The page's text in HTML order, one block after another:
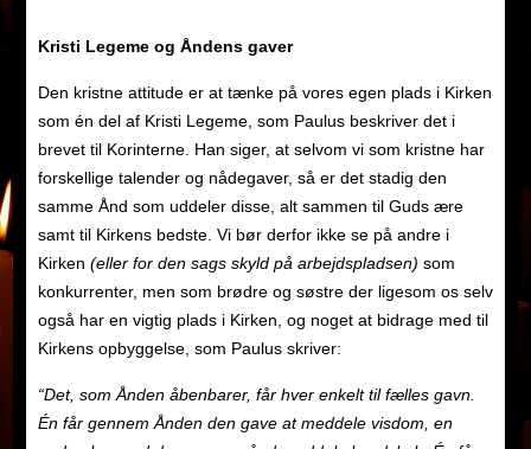
Kristi Legeme og Åndens gaver
Den kristne attitude er at tænke på vores egen plads i Kirken
som én del af Kristi Legeme, som Paulus beskriver det i
brevet til Korinterne. Han siger, at selvom vi som kristne har
forskellige talender og nådegaver, så er det stadig den
samme Ånd som uddeler disse, alt sammen til Guds ære
samt til Kirkens bedste. Vi bør derfor ikke se på andre i
Kirken (eller for den sags skyld på arbejdspladsen) som
konkurrenter, men som brødre og søstre der ligesom os selv
også har en vigtig plads i Kirken, og noget at bidrage med til
Kirkens opbyggelse, som Paulus skriver:
“Det, som Ånden åbenbarer, får hver enkelt til fælles gavn.
Én får gennem Ånden den gave at meddele visdom, en